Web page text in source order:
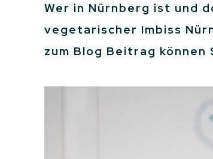
Wer in Nürnberg ist und
vegetarischer Imbiss
zum Blog Beitrag